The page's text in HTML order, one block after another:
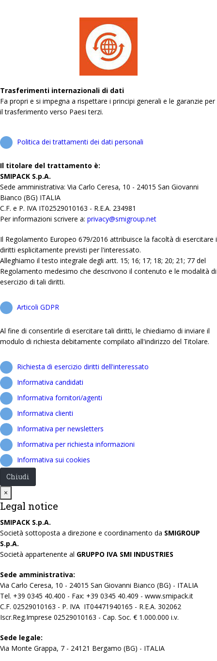
Trasferimenti internazionali di dati
Fa propri e si impegna a rispettare i principi generali e le garanzie per
il trasferimento verso Paesi terzi.
Politica dei trattamenti dei dati personali
Il titolare del trattamento è:
SMIPACK S.p.A.
Sede amministrativa: Via Carlo Ceresa, 10 - 24015 San Giovanni
Bianco (BG) ITALIA
C.F. e P. IVA IT02529010163 - R.E.A. 234981
Per informazioni scrivere a: privacy@smigroup.net
Il Regolamento Europeo 679/2016 attribuisce la facoltà di esercitare i
diritti esplicitamente previsti per l'interessato.
Alleghiamo il testo integrale degli artt. 15; 16; 17; 18; 20; 21; 77 del
Regolamento medesimo che descrivono il contenuto e le modalità di
esercizio di tali diritti.
Articoli GDPR
Al fine di consentirle di esercitare tali diritti, le chiediamo di inviare il
modulo di richiesta debitamente compilato all'indirizzo del Titolare.
Richiesta di esercizio diritti dell'interessato
Informativa candidati
Informativa fornitori/agenti
Informativa clienti
Informativa per newsletters
Informativa per richiesta informazioni
Informativa sui cookies
Chiudi
×
Legal notice
SMIPACK S.p.A.
Società sottoposta a direzione e coordinamento da SMIGROUP
S.p.A.
Società appartenente al GRUPPO IVA SMI INDUSTRIES
Sede amministrativa:
Via Carlo Ceresa, 10 - 24015 San Giovanni Bianco (BG) - ITALIA
Tel. +39 0345 40.400 - Fax: +39 0345 40.409 - www.smipack.it
C.F. 02529010163 - P. IVA IT04471940165 - R.E.A. 302062
Iscr.Reg.Imprese 02529010163 - Cap. Soc. € 1.000.000 i.v.
Sede legale:
Via Monte Grappa, 7 - 24121 Bergamo (BG) - ITALIA